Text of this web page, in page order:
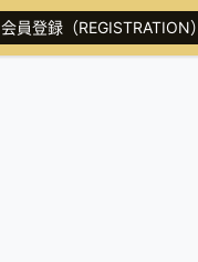
会員登録（REGISTRATION）